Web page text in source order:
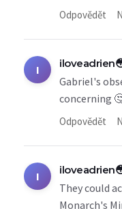
Odpovědět
I
Gabriel's
concerning
Odpovědět
I
They could
Monarch's